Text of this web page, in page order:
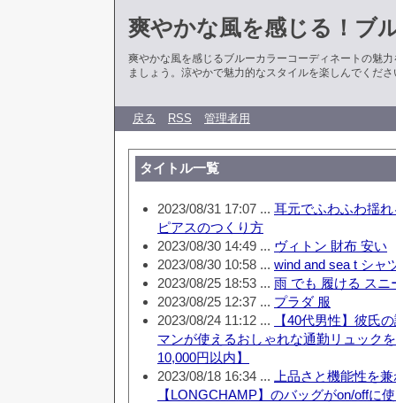
爽やかな風を感じる！ブ
爽やかな風を感じるブルーカラーコーディネートの魅
ましょう。涼やかで魅力的なスタイルを楽しんでくださ
戻る RSS 管理者用
タイトル一覧
2023/08/31 17:07 ... 耳元でふわふわ揺
ピアスのつくり方
2023/08/30 14:49 ... ヴィトン 財布 安い
2023/08/30 10:58 ... wind and sea t シャ
2023/08/25 18:53 ... 雨 でも 履ける スニ
2023/08/25 12:37 ... プラダ 服
2023/08/24 11:12 ...
【40代男性】彼氏
マンが使えるおしゃれな通勤リュック
10,000円以内】
2023/08/18 16:34 ...
上品さと機能性を
【LONGCHAMP】のバッグがon/offに